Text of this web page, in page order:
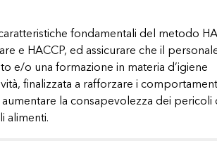
fondamentali del metodo
e HACCP, ed assicurare che il
e/o una formazione in materia d’igiene
finalizzata a rafforzare i
la consapevolezza dei pericoli
alimenti.